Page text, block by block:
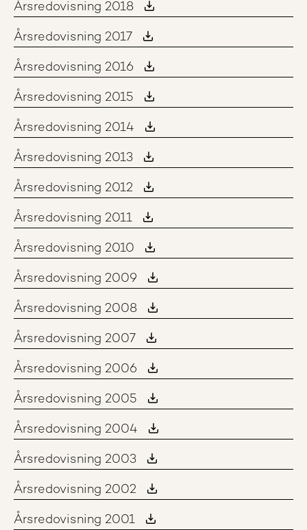
Årsredovisning 2018
Årsredovisning 2017
Årsredovisning 2016
Årsredovisning 2015
Årsredovisning 2014
Årsredovisning 2013
Årsredovisning 2012
Årsredovisning 2011
Årsredovisning 2010
Årsredovisning 2009
Årsredovisning 2008
Årsredovisning 2007
Årsredovisning 2006
Årsredovisning 2005
Årsredovisning 2004
Årsredovisning 2003
Årsredovisning 2002
Årsredovisning 2001